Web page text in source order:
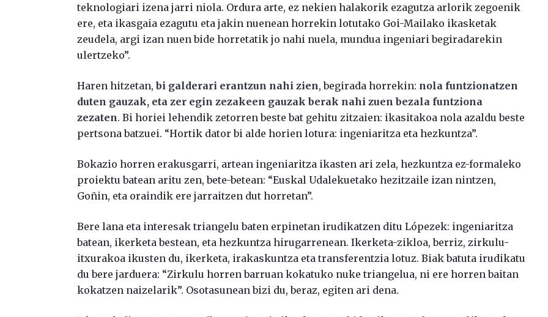
teknologiari izena jarri niola. Ordura arte, ez nekien halakorik ezagutza arlorik zegoenik
ere, eta ikasgaia ezagutu eta jakin nuenean horrekin lotutako Goi-Mailako ikasketak
zeudela, argi izan nuen bide horretatik jo nahi nuela, mundua ingeniari begiradarekin
ulertzeko”.
Haren hitzetan,bi galderari erantzun nahi zien, begirada horrekin: nola funtzionatzen
duten gauzak, eta zer egin zezakeen gauzak berak nahi zuen bezala funtziona
zezaten. Bi horiei lehendik zetorren beste bat gehitu zitzaien: ikasitakoa nola azaldu beste
pertsona batzuei. “Hortik dator bi alde horien lotura: ingeniaritza eta hezkuntza”.
Bokazio horren erakusgarri, artean ingeniaritza ikasten ari zela, hezkuntza ez-formaleko
proiektu batean aritu zen, bete-betean: “Euskal Udalekuetako hezitzaile izan nintzen,
Goñin, eta oraindik ere jarraitzen dut horretan”.
Bere lana eta interesak triangelu baten erpinetan irudikatzen ditu Lópezek: ingeniaritza
batean, ikerketa bestean, eta hezkuntza hirugarrenean. Ikerketa-zikloa, berriz, zirkulu-
itxurakoa ikusten du, ikerketa, irakaskuntza eta transferentzia lotuz. Biak batuta irudikatu
du bere jarduera: “Zirkulu horren barruan kokatuko nuke triangelua, ni ere horren baitan
kokatzen naizelarik”. Osotasunean bizi du, beraz, egiten ari dena.